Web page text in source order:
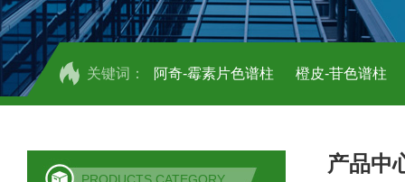
关键词： 阿奇-霉素片色谱柱 橙皮-苷色谱柱
COSMOSIL 1.8PBr五溴苯基色谱柱
产品中